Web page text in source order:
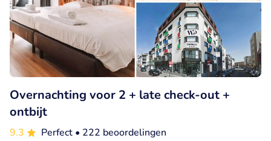
Overnachting voor 2 + late check-out +
ontbijt
9.3 Perfect • 222 beoordelingen